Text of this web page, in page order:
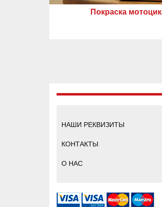
Покраска
НАШИ РЕКВИЗИТЫ
КОНТАКТЫ
О НАС